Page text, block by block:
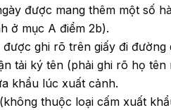
được mang thêm một số
ở mục A điểm 2b).
được ghi rõ trên giấy đi
tải ký tên (phải ghi rõ họ
khẩu lúc xuất cảnh.
thuộc loại cấm xuất